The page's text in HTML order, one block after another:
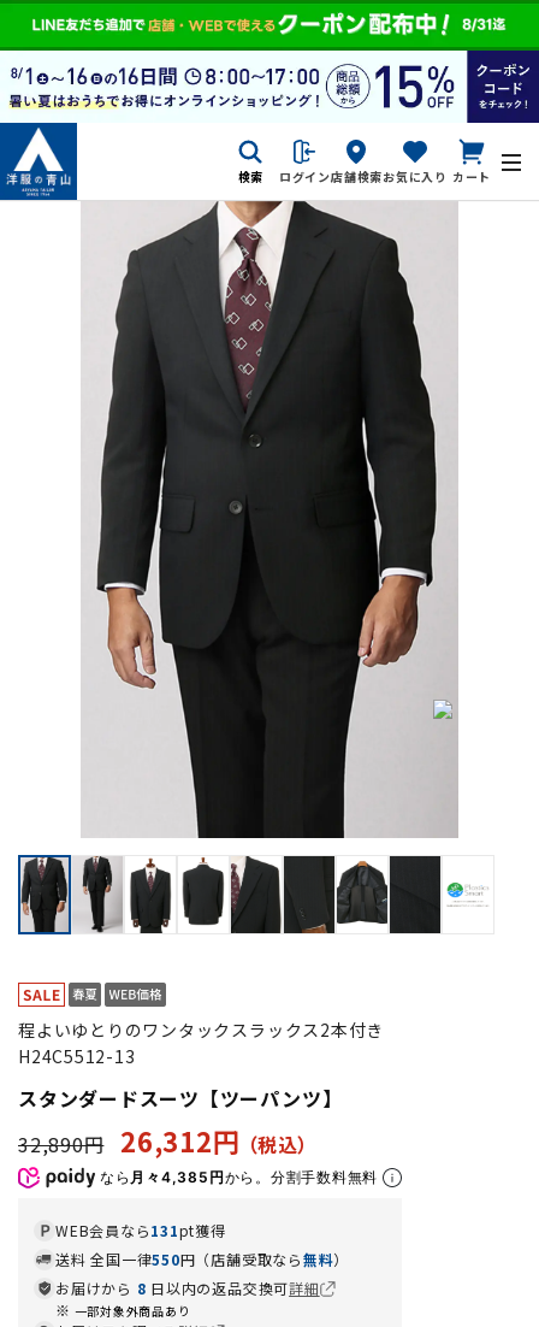
検索 ログイン店舗検索お気に入り カート
程よいゆとりのワンタックスラックス2本付き
H24C5512-13
スタンダードスーツ【ツーパンツ】
32,890円
26,312円
なら 月々4,385円から。分割手数料無料
WEB会員なら131pt獲得
送料 全国一律550円（店舗受取なら無料）
お届けから 8 日以内の返品交換可詳細
一部対象外商品あり